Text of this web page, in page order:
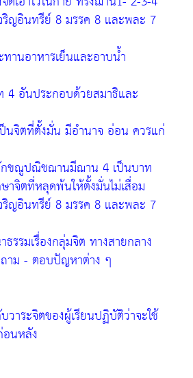
ริญอินทรีย์ 8 มรรค 8 และพละ 7
านอาหารเย็นและอาบน้ำ
4 อันประกอบด้วยสมาธิและ
นจิตที่ตั้งมั่น มีอำนาจ อ่อน ควรแก่
กขณูปณิชฌานมีฌาน 4 เป็นบาท
าจิตที่หลุดพ้นให้ตั้งมั่นไม่เสื่อม
ริญอินทรีย์ 8 มรรค 8 และพละ 7
รรมเรื่องกลุ่มจิต ทางสายกลาง
าม - ตอบปัญหาต่าง ๆ
าระจิตของผู้เรียนปฏิบัติว่าจะใช้
นหลัง